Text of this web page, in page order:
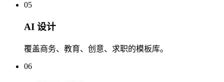
05
AI 设计
覆盖商务、教育、创意、求职的模板库。
06